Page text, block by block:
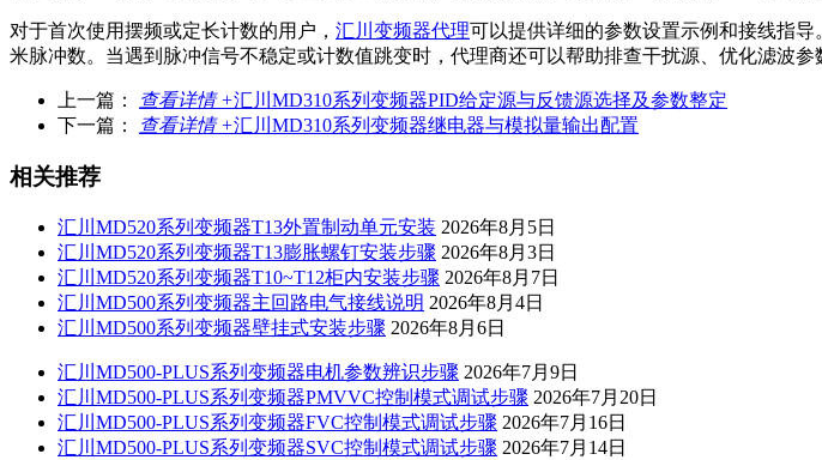
对于首次使用摆频或定长计数的用户， 汇川变频器代理可以提供详细的参数设置示例和接线指
米脉冲数。当遇到脉冲信号不稳定或计数值跳变时，代理商还可以帮助排查干扰源、优化滤波
上一篇： 查看详情 +汇川MD310系列变频器PID给定源与反馈源选择及参数整定
下一篇：
查看详情 +汇川MD310系列变频器继电器与模拟量输出配置
相关推荐
汇川MD520系列变频器T13外置制动单元安装 2026年8月5日
汇川MD520系列变频器T13膨胀螺钉安装步骤 2026年8月3日
汇川MD520系列变频器T10~T12柜内安装步骤 2026年8月7日
汇川MD500系列变频器主回路电气接线说明 2026年8月4日
汇川MD500系列变频器壁挂式安装步骤 2026年8月6日
汇川MD500-PLUS系列变频器电机参数辨识步骤 2026年7月9日
汇川MD500-PLUS系列变频器PMVVC控制模式调试步骤 2026年7月20日
汇川MD500-PLUS系列变频器FVC控制模式调试步骤 2026年7月16日
汇川MD500-PLUS系列变频器SVC控制模式调试步骤 2026年7月14日